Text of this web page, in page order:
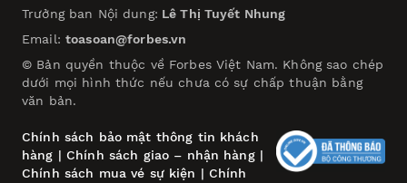
Trưởng ban Nội dung: Lê Thị Tuyết Nhung
Email: toasoan@forbes.vn
© Bản quyền thuộc về Forbes Việt Nam. Không sao chép
dưới mọi hình thức nếu chưa có sự chấp thuận bằng
văn bản.
Chính sách bảo mật thông tin khách
hàng | Chính sách giao – nhận hàng|
Chính sách mua vé sự kiện | Chính